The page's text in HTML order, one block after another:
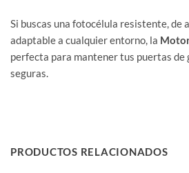
Si buscas una fotocélula resistente, de
adaptable a cualquier entorno, la
perfecta para mantener tus puertas de
seguras.
PRODUCTOS RELACIONADOS